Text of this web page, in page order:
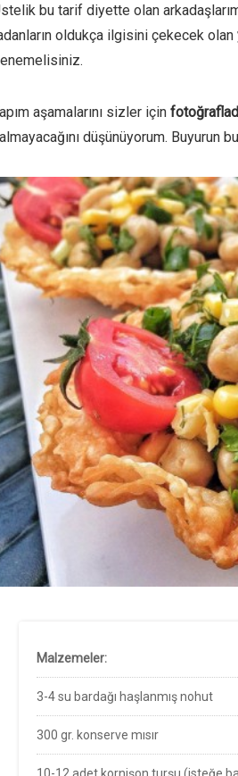
bu tarif diyette olan
oldukça ilgisini çekecek olan
aşamalarını sizler için
düşünüyorum. Buyurun
Malzemeler:
3-4 su bardağı haşlanmış nohut
300 gr. konserve mısır
10-12 adet kornişon turşu (isteğe